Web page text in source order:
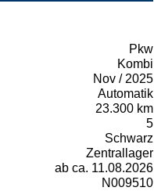
Pkw
Kombi
Nov / 2025
Automatik
23.300 km
5
Schwarz
Zentrallager
ab ca. 11.08.2026
N009510